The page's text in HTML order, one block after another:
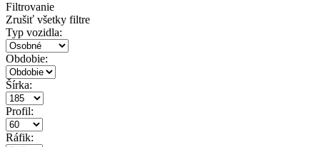
Filtrovanie
Zrušiť všetky filtre
Typ vozidla:
Obdobie:
Šírka:
Profil:
Ráfik: